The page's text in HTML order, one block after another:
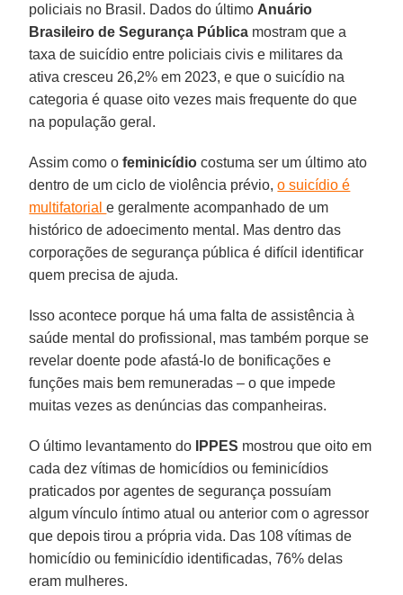
policiais no Brasil. Dados do último Anuário
Brasileiro de Segurança Pública mostram que a
taxa de suicídio entre policiais civis e militares da
ativa cresceu 26,2% em 2023, e que o suicídio na
categoria é quase oito vezes mais frequente do que
na população geral.
Assim como ofeminicídio costuma ser um último ato
dentro de um ciclo de violência prévio,o suicídio é
multifatoriale geralmente acompanhado de um
histórico de adoecimento mental. Mas dentro das
corporações de segurança pública é difícil identificar
quem precisa de ajuda.
Isso acontece porque há uma falta de assistência à
saúde mental do profissional, mas também porque se
revelar doente pode afastá-lo de bonificações e
funções mais bem remuneradas – o que impede
muitas vezes as denúncias das companheiras.
O último levantamento do IPPES mostrou que oito em
cada dez vítimas de homicídios ou feminicídios
praticados por agentes de segurança possuíam
algum vínculo íntimo atual ou anterior com o agressor
que depois tirou a própria vida. Das 108 vítimas de
homicídio ou feminicídio identificadas, 76% delas
eram mulheres.